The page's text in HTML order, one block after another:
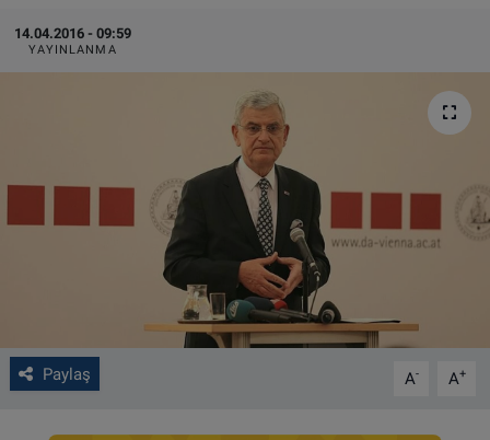
14.04.2016 - 09:59
YAYINLANMA
Paylaş A- A+
SAĞLIK - YAŞAM
BİLİM-TEKNOLOJİ
VIDEO GALERİ
ALGEMENE VOORWAARDEN
Çerez Politikası
Son Dakika Haberleri